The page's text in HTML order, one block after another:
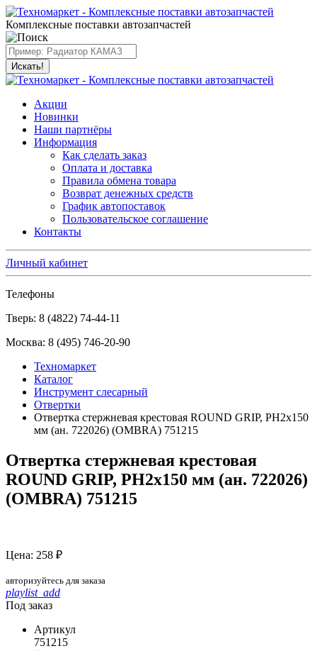
Комплексные поставки автозапчастей
Искать!
Акции
Новинки
Наши партнёры
Информация
Как сделать заказ
Оплата и доставка
Правила обмена товара
Возврат денежных средств
График автопоставок
Пользовательское соглашение
Контакты
Личный кабинет
Телефоны
Тверь: 8 (4822) 74-44-11
Москва: 8 (495) 746-20-90
Техномаркет
Каталог
Инструмент слесарный
Отвертки
Отвертка стержневая крестовая ROUND GRIP, PH2x150
мм (ан. 722026) (OMBRA) 751215
Отвертка стержневая крестовая
ROUND GRIP, PH2x150 мм (ан. 722026)
(OMBRA) 751215
Цена: 258 ₽
авторизуйтесь для заказа
playlist_add
Под заказ
Артикул
751215